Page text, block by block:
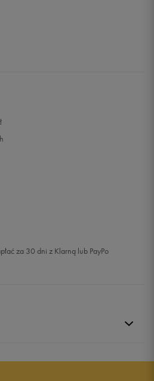
za 30 dni z Klarną lub PayPo